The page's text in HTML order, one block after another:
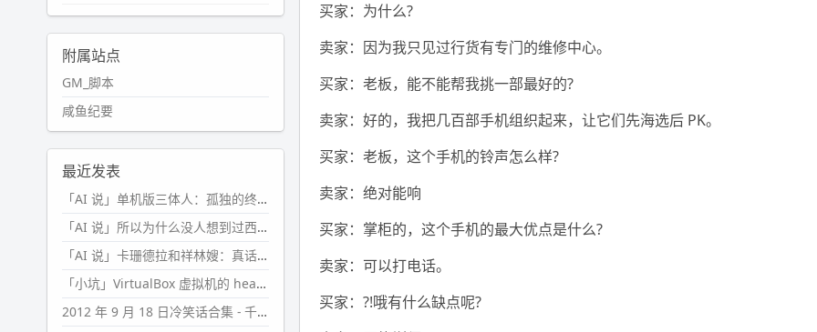
买家：为什么?
卖家：因为我只见过行货有专门的维修中心。
买家：老板，能不能帮我挑一部最好的?
卖家：好的，我把几百部手机组织起来，让它们先海选后 PK。
买家：老板，这个手机的铃声怎么样?
卖家：绝对能响
买家：掌柜的，这个手机的最大优点是什么?
卖家：可以打电话。
买家：?!哦有什么缺点呢?
附属站点
GM_脚本
咸鱼纪要
最近发表
「AI 说」单机版三体人：孤独的终极形态
「AI 说」所以为什么没人想到过西西弗斯的膝盖状态？
「AI 说」卡珊德拉和祥林嫂：真话者的悲剧
「小坑」VirtualBox 虚拟机的 headless 启动方式
2012 年 9 月 18 日冷笑话合集 - 千万别惹女人